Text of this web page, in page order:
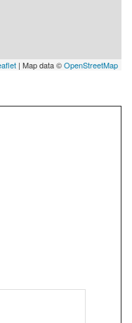
| Map data ©OpenStreetMap